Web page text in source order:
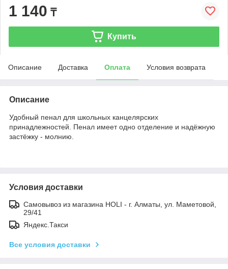
1 140 ₸
Купить
Описание Доставка Оплата Условия возврата
Описание
Удобный пенал для школьных канцелярских
принадлежностей. Пенал имеет одно отделение и надёжную
застёжку - молнию.
Условия доставки
Самовывоз из магазина HOLI - г. Алматы, ул. Маметовой,
29/41
Яндекс.Такси
Все условия доставки